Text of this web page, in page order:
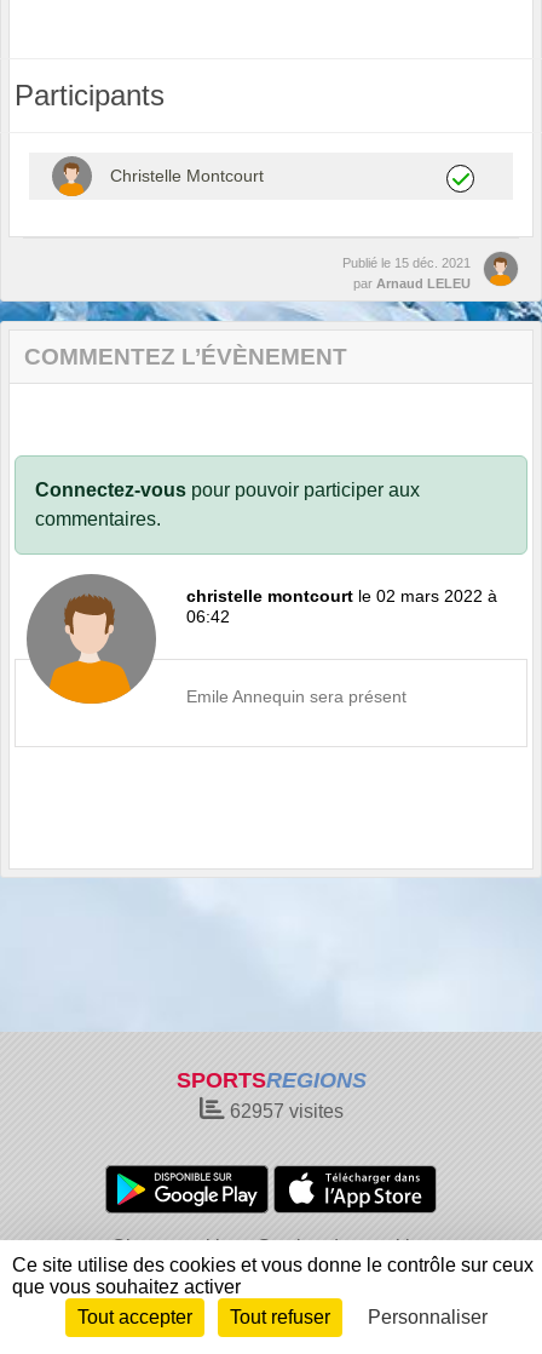
Participants
Christelle Montcourt
Publié le 15 déc. 2021
par Arnaud LELEU
COMMENTEZ L’ÉVÈNEMENT
Connectez-vous pour pouvoir participer aux
commentaires.
christelle montcourt le 02 mars 2022 à
06:42
Emile Annequin sera présent
SPORTSREGIONS
62957 visites
Charte cookies
Gestion des cookies
Informations légales
Signaler un contenu inapproprié
Envie de participer ? Connexion
Ce site utilise des cookies et vous donne le contrôle sur ceux
que vous souhaitez activer
Tout accepter
Tout refuser Personnaliser